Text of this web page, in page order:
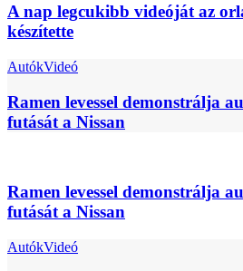
A nap legcukibb videóját az
készítette
AutókVideó
Ramen levessel demonstrálja
futását a Nissan
Ramen levessel demonstrálja
futását a Nissan
AutókVideó